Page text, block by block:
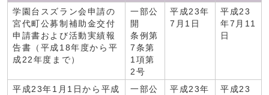
学園台スズラン会申請の
宮代町公募制補助金交付
申請書および活動実績報
告書（平成18年度から平
成22年度まで）
一部公
開
条例第
7条第
1項第
2号
平成23年
7月1日
平成23
年7月11
日
平成23年1月1日から平成
一部公
平成23年
平成23